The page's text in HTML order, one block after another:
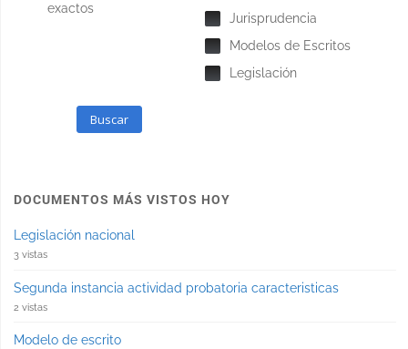
exactos
Jurisprudencia
Modelos de Escritos
Legislación
Buscar
DOCUMENTOS MÁS VISTOS HOY
Legislación nacional
3 vistas
Segunda instancia actividad probatoria caracteristicas
2 vistas
Modelo de escrito